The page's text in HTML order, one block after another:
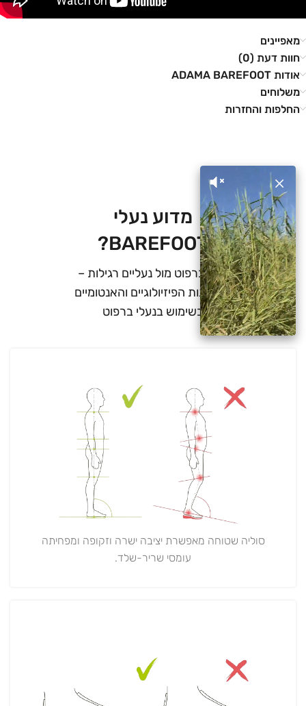
מאפיינים
חוות דעת (0)
אודות ADAMA BAREFOOT
משלוחים
החלפות והחזרות
×
מדוע נעלי
BAREFOOT?
נעלי ברפוט מול נעליים רגילות –
היתרונות הפיזיולוגיים והאנטומיים
בשימוש בנעלי ברפוט
סוליה שטוחה מאפשרת יציבה ישרה וזקופה ומפחיתה
עומסי שריר-שלד.